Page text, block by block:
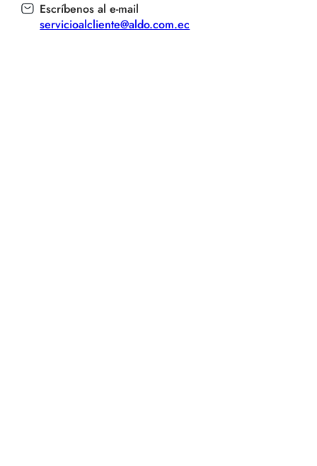
Escríbenos al e-mail
servicioalcliente@aldo.com.ec